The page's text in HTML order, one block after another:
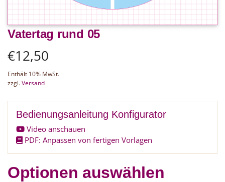
Vatertag rund 05
€12,50
Enthält 10% MwSt.
zzgl.Versand
Bedienungsanleitung Konfigurator
Video anschauen
PDF: Anpassen von fertigen Vorlagen
Optionen auswählen